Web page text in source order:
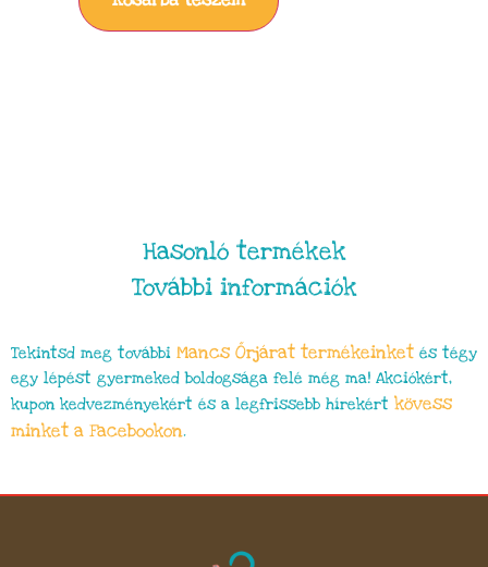
Hasonló termékek
További információk
Tekintsd meg további Mancs Őrjárat termékeinket és tégy
egy lépést gyermeked boldogsága felé még ma! Akciókért,
kupon kedvezményekért és a legfrissebb hírekért kövess
minket a Facebookon.